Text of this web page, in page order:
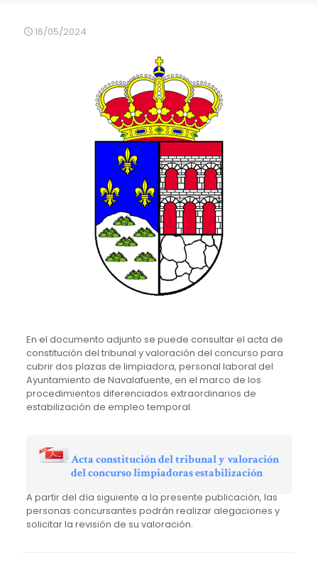
16/05/2024
En el documento adjunto se puede consultar el acta de
constitución del tribunal y valoración del concurso para
cubrir dos plazas de limpiadora, personal laboral del
Ayuntamiento de Navalafuente, en el marco de los
procedimientos diferenciados extraordinarios de
estabilización de empleo temporal.
Acta constitución del tribunal y valoración
del concurso limpiadoras estabilización
A partir del día siguiente a la presente publicación, las
personas concursantes podrán realizar alegaciones y
solicitar la revisión de su valoración.